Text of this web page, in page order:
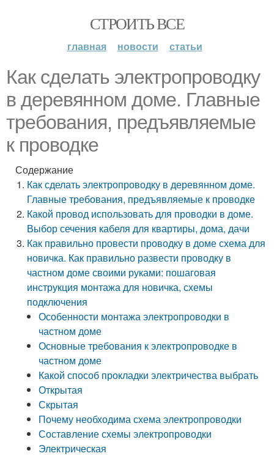
СТРОИТЬ ВСЕ
главная новости статьи
Как сделать электропроводку
в деревянном доме. Главные
требования, предъявляемые
к проводке
Содержание
Как сделать электропроводку в деревянном доме.
Главные требования, предъявляемые к проводке
Какой провод использовать для проводки в доме.
Выбор сечения кабеля для квартиры, дома, дачи
Как правильно провести проводку в доме схема для
новичка. Как правильно развести проводку в
частном доме своими руками: пошаговая
инструкция монтажа для новичка, схемы
подключения
Особенности монтажа электропроводки в
частном доме
Основные требования к электропроводке в
частном доме
Какой способ прокладки электричества выбрать
Открытая
Скрытая
Почему необходима схема электропроводки
Составление схемы электропроводки
Электрическая